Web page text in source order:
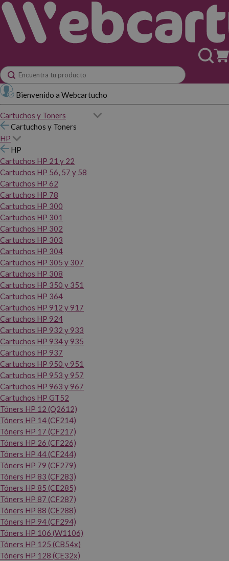
Bienvenido a Webcartucho
Cartuchos y Toners
Cartuchos y Toners
HP
HP
Cartuchos HP 21 y 22
Cartuchos HP 56, 57 y 58
Cartuchos HP 62
Cartuchos HP 78
Cartuchos HP 300
Cartuchos HP 301
Cartuchos HP 302
Cartuchos HP 303
Cartuchos HP 304
Cartuchos HP 305 y 307
Cartuchos HP 308
Cartuchos HP 350 y 351
Cartuchos HP 364
Cartuchos HP 912 y 917
Cartuchos HP 924
Cartuchos HP 932 y 933
Cartuchos HP 934 y 935
Cartuchos HP 937
Cartuchos HP 950 y 951
Cartuchos HP 953 y 957
Cartuchos HP 963 y 967
Cartuchos HP GT52
Tóners HP 12 (Q2612)
Tóners HP 14 (CF214)
Tóners HP 17 (CF217)
Tóners HP 26 (CF226)
Tóners HP 44 (CF244)
Tóners HP 79 (CF279)
Tóners HP 83 (CF283)
Tóners HP 85 (CE285)
Tóners HP 87 (CF287)
Tóners HP 88 (CE288)
Tóners HP 94 (CF294)
Tóners HP 106 (W1106)
Tóners HP 125 (CB54x)
Tóners HP 128 (CE32x)